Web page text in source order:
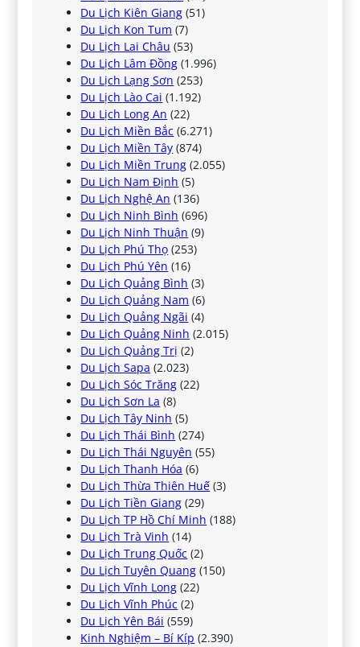
Du Lịch Kiên Giang (51)
Du Lịch Kon Tum (7)
Du Lịch Lai Châu (53)
Du Lịch Lâm Đồng (1.996)
Du Lịch Lạng Sơn (253)
Du Lịch Lào Cai (1.192)
Du Lịch Long An (22)
Du Lịch Miền Bắc (6.271)
Du Lịch Miền Tây (874)
Du Lịch Miền Trung (2.055)
Du Lịch Nam Định (5)
Du Lịch Nghệ An (136)
Du Lịch Ninh Bình (696)
Du Lịch Ninh Thuận (9)
Du Lịch Phú Thọ (253)
Du Lịch Phú Yên (16)
Du Lịch Quảng Bình (3)
Du Lịch Quảng Nam (6)
Du Lịch Quảng Ngãi (4)
Du Lịch Quảng Ninh (2.015)
Du Lịch Quảng Trị (2)
Du Lịch Sapa (2.023)
Du Lịch Sóc Trăng (22)
Du Lịch Sơn La (8)
Du Lịch Tây Ninh (5)
Du Lịch Thái Bình (274)
Du Lịch Thái Nguyên (55)
Du Lịch Thanh Hóa (6)
Du Lịch Thừa Thiên Huế (3)
Du Lịch Tiền Giang (29)
Du Lịch TP Hồ Chí Minh (188)
Du Lịch Trà Vinh (14)
Du Lịch Trung Quốc (2)
Du Lịch Tuyên Quang (150)
Du Lịch Vĩnh Long (22)
Du Lịch Vĩnh Phúc (2)
Du Lịch Yên Bái (559)
Kinh Nghiệm – Bí Kíp (2.390)